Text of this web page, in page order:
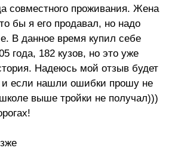
совместного проживания. Жена
бы я его продавал, но надо
В данное время купил себе
года, 182 кузов, но это уже
Надеюсь мой отзыв будет
и если нашли ошибки прошу не
выше тройки не получал)))